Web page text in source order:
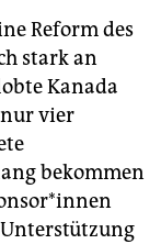
Reform des
stark an
Kanada
vier
bekommen